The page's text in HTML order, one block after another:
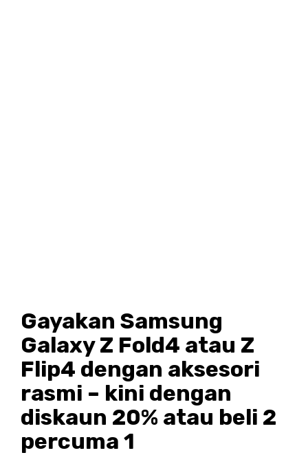
Gayakan Samsung
Galaxy Z Fold4 atau Z
Flip4 dengan aksesori
rasmi – kini dengan
diskaun 20% atau beli 2
percuma 1